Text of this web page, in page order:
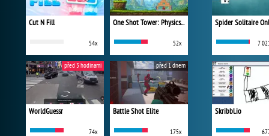
Cut N Fill
54x
One Shot Tower: Physics Destroyer
52x
WorldGuessr
74x
před 3 hodinami
Battle Shot Elite
175x
před 1 dnem
Spider Solitaire
7
Skribbl.io